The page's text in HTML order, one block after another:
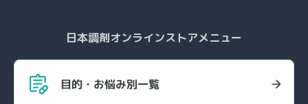
日本調剤オンラインストアメニュー
目的・お悩み別一覧